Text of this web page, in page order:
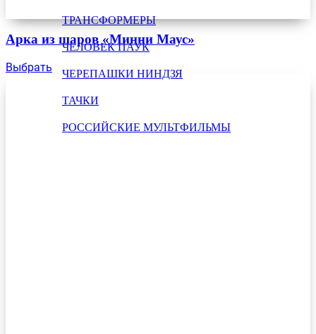
ТРАНСФОРМЕРЫ
ЧЕЛОВЕК ПАУК
ЧЕРЕПАШКИ НИНДЗЯ
ТАЧКИ
РОССИЙСКИЕ МУЛЬТФИЛЬМЫ
Арка из шаров «Минни Маус»
Выбрать